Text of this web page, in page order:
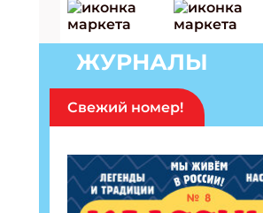
ЖУРНАЛЫ
Свежий номер!
Подпишись на рассылку
Получи электронный "Классный
Укажите имя